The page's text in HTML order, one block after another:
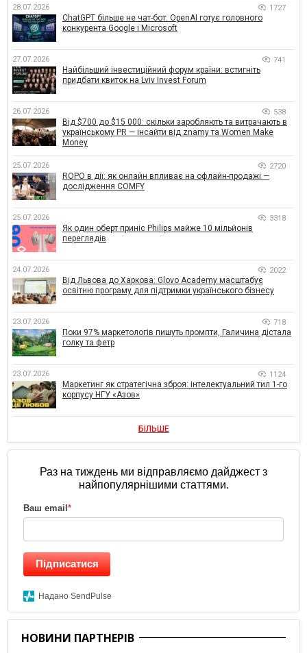
28.07.2026 1727
ChatGPT більше не чат-бот: OpenAI готує головного
конкурента Google і Microsoft
27.07.2026 741
Найбільший інвестиційний форум країни: встигніть
придбати квиток на Lviv Invest Forum
26.07.2026 538
Від $700 до $15 000: скільки заробляють та витрачають в
українському PR — інсайти від znamy та Women Make
Money
25.07.2026 2720
ROPO в дії: як онлайн впливає на офлайн-продажі —
дослідження COMFY
25.07.2026 3318
Як один оберт приніс Philips майже 10 мільйонів
переглядів
24.07.2026 2022
Від Львова до Харкова: Glovo Academy масштабує
освітню програму для підтримки українського бізнесу
23.07.2026 718
Поки 97% маркетологів пишуть промпти, Галичина дістала
голку та фетр
23.07.2026 1124
Маркетинг як стратегічна зброя: інтелектуальний тил 1-го
корпусу НГУ «Азов»
БІЛЬШЕ
Раз на тиждень ми відправляємо дайджест з
найпопулярнішими статтями.
Ваш email *
Підписатися
Надано SendPulse
НОВИНИ ПАРТНЕРІВ